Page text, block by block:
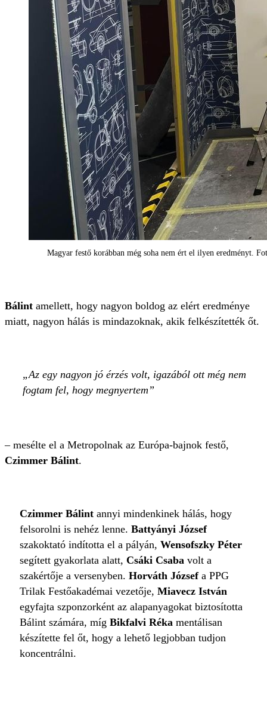
Magyar festő korábban még soha nem ért el ilyen eredményt.
Bálint amellett, hogy nagyon boldog az elért eredménye
miatt, nagyon hálás is mindazoknak, akik felkészítették őt.
Az egy nagyon jó érzés volt, igazából ott még nem
fogtam fel, hogy megnyertem
– mesélte el a Metropolnak az Európa-bajnok festő,
Czimmer Bálint.
Czimmer Bálint annyi mindenkinek hálás, hogy
felsorolni is nehéz lenne. Battyányi József
szakoktató indította el a pályán, Wensofszky Péter
segített gyakorlata alatt, Csáki Csaba volt a
szakértője a versenyben. Horváth Józsefa PPG
Trilak Festőakadémai vezetője, Miavecz István
egyfajta szponzorként az alapanyagokat biztosította
Bálint számára, míg Bikfalvi Réka mentálisan
készítette fel őt, hogy a lehető legjobban tudjon
koncentrálni.